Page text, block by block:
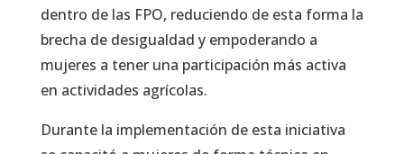
dentro de las FPO, reduciendo de esta forma la
brecha de desigualdad y empoderando a
mujeres a tener una participación más activa
en actividades agrícolas.
Durante la implementación de esta iniciativa